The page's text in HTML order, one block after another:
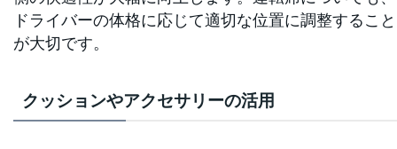
ドライバーの体格に応じて適切な位置に調整すること
が大切です。
クッションやアクセサリーの活用